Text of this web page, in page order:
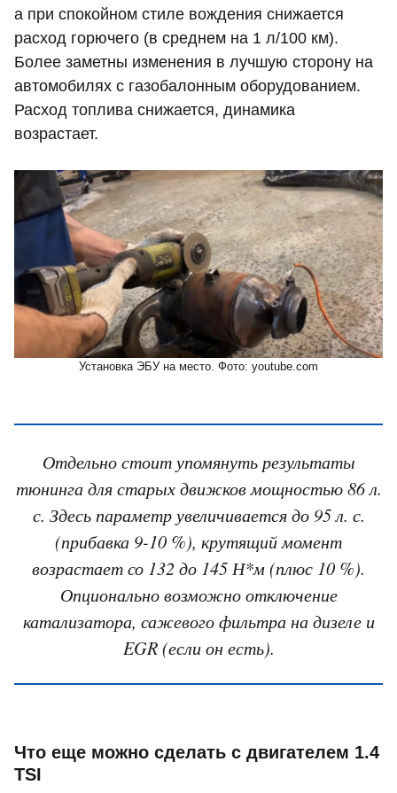
а при спокойном стиле вождения снижается
расход горючего (в среднем на 1 л/100 км).
Более заметны изменения в лучшую сторону на
автомобилях с газобалонным оборудованием.
Расход топлива снижается, динамика
возрастает.
Установка ЭБУ на место. Фото: youtube.com
Отдельно стоит упомянуть результаты
тюнинга для старых движков мощностью 86 л.
с. Здесь параметр увеличивается до 95 л. с.
(прибавка 9-10 %), крутящий момент
возрастает со 132 до 145 Н*м (плюс 10 %).
Опционально возможно отключение
катализатора, сажевого фильтра на дизеле и
EGR (если он есть).
Что еще можно сделать с двигателем 1.4
TSI